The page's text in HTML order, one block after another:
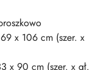
x 106 cm (szer. x
x 90 cm (szer. x gł.